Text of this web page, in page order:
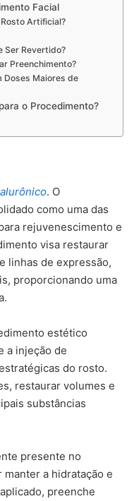
Facial
Artificial?
Ser Revertido?
Preenchimento?
Doses Maiores de
o Procedimento?
. O
como uma das
rejuvenescimento e
visa restaurar
linhas de expressão,
proporcionando uma
estético
a injeção de
do rosto.
restaurar volumes e
substâncias
presente no
a hidratação e
preenche